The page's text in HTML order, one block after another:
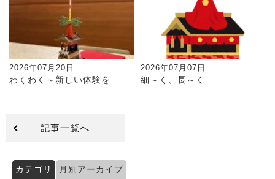
2026年07月20日
わくわく～新しい体験を
2026年07月07日
細～く、長～く
記事一覧へ
カテゴリ
月別アーカイブ